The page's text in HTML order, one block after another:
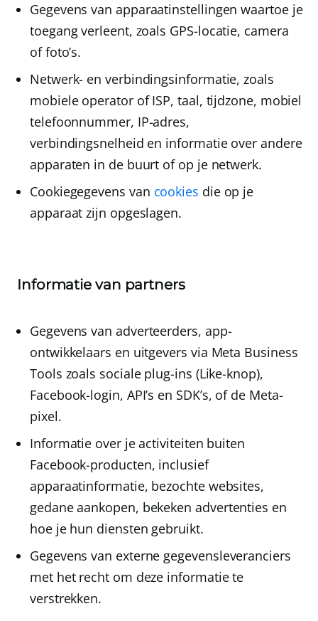
Gegevens van apparaatinstellingen waartoe je
toegang verleent, zoals GPS-locatie, camera
of foto’s.
Netwerk- en verbindingsinformatie, zoals
mobiele operator of ISP, taal, tijdzone, mobiel
telefoonnummer, IP-adres,
verbindingsnelheid en informatie over andere
apparaten in de buurt of op je netwerk.
Cookiegegevens van cookies die op je
apparaat zijn opgeslagen.
Informatie van partners
Gegevens van adverteerders, app-
ontwikkelaars en uitgevers via Meta Business
Tools zoals sociale plug-ins (Like-knop),
Facebook-login, API’s en SDK’s, of de Meta-
pixel.
Informatie over je activiteiten buiten
Facebook-producten, inclusief
apparaatinformatie, bezochte websites,
gedane aankopen, bekeken advertenties en
hoe je hun diensten gebruikt.
Gegevens van externe gegevensleveranciers
met het recht om deze informatie te
verstrekken.